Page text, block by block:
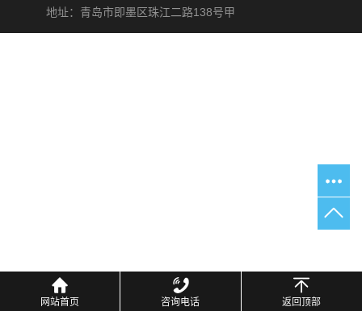
地址：青岛市即墨区珠江二路138号甲
网站首页 咨询电话 返回顶部